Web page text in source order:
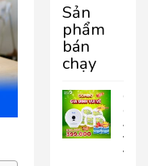
Phòng Tắm
Resort
Sản
phẩm
bán
chạy
GIA
VUI
VẺ